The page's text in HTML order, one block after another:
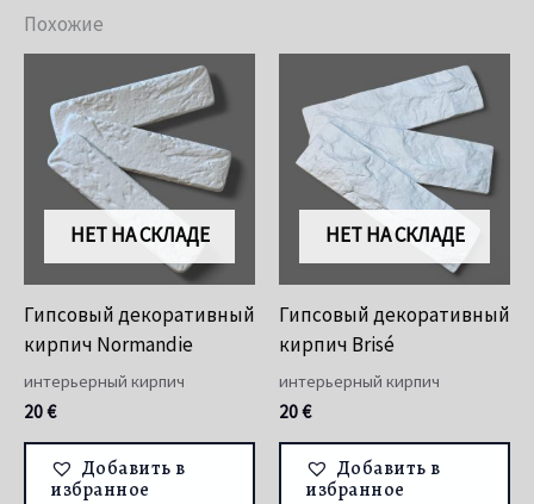
Похожие
НЕТ НА СКЛАДЕ
Гипсовый декоративный
кирпич Normandie
интерьерный кирпич
20€
Добавить в
избранное
НЕТ НА СКЛАДЕ
Гипсовый декоративный
кирпич Brisé
интерьерный кирпич
20€
Добавить в
избранное